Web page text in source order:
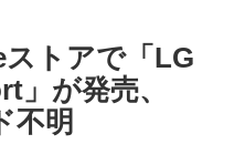
ストアで「LG
」が発売、
不明